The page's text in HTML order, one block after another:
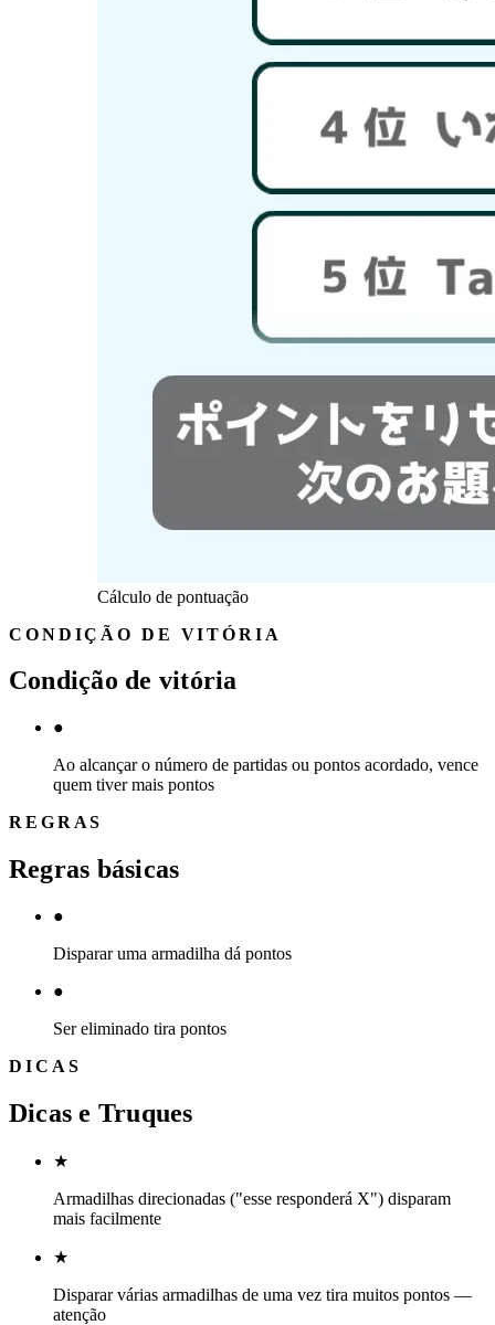
Cálculo de pontuação
CONDIÇÃO DE VITÓRIA
Condição de vitória
●
Ao alcançar o número de partidas ou pontos acordado, vence
quem tiver mais pontos
REGRAS
Regras básicas
●
Disparar uma armadilha dá pontos
●
Ser eliminado tira pontos
DICAS
Dicas e Truques
★
Armadilhas direcionadas ("esse responderá X") disparam
mais facilmente
★
Disparar várias armadilhas de uma vez tira muitos pontos —
atenção